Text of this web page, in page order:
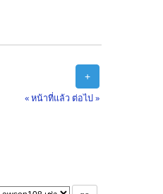
+
« หน้าที่แล้ว ต่อไป »